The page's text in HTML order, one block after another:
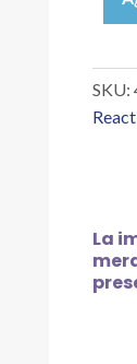
25
SKU:
La